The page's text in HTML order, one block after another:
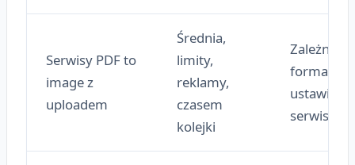
Serwisy PDF to
image z
uploadem
Średnia,
limity,
reklamy,
czasem
kolejki
Zależna od
formatu i
ustawień
serwisu